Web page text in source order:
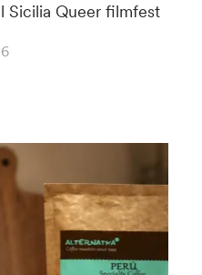
Sicilia Queer filmfest